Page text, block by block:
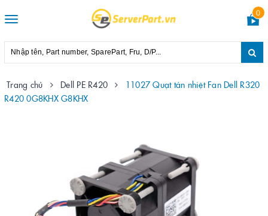
Toggle
0
Trang chủ Dell PE R420
11027 Quạt tản nhiệt Fan Dell R320
R420 0G8KHX G8KHX